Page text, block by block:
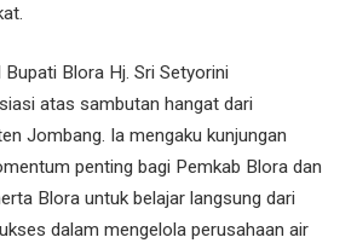
Blora Hj. Sri Setyorini
atas sambutan hangat dari
Jombang. Ia mengaku kunjungan
penting bagi Pemkab Blora dan
Blora untuk belajar langsung dari
dalam mengelola perusahaan air